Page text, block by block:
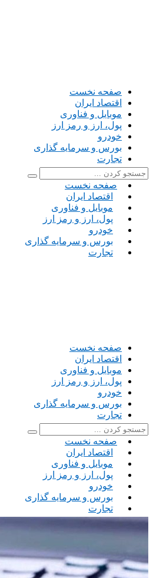
صفحه نخست
اقتصاد ایران
موبایل و فناوری
پول، ارز و رمز ارز
خودرو
بورس و سرمایه گذاری
تجارت
صفحه نخست
اقتصاد ایران
موبایل و فناوری
پول، ارز و رمز ارز
خودرو
بورس و سرمایه گذاری
تجارت
صفحه نخست
اقتصاد ایران
موبایل و فناوری
پول، ارز و رمز ارز
خودرو
بورس و سرمایه گذاری
تجارت
صفحه نخست
اقتصاد ایران
موبایل و فناوری
پول، ارز و رمز ارز
خودرو
بورس و سرمایه گذاری
تجارت